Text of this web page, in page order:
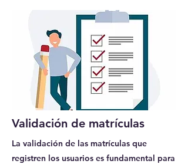
Validación de matrículas
La validación de las matrículas que
registren los usuarios es fundamental para